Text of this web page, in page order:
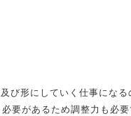
形にしていく仕事になる
要があるため調整力も必要